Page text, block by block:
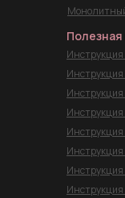
Инструкция
Инструкция
Инструкция
Инструкция
Инструкция